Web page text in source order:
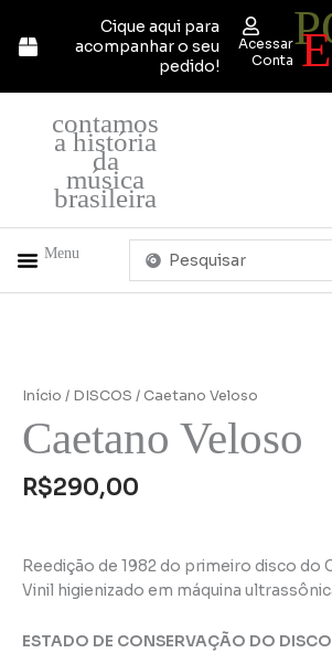
para
Cique aqui para
acompanhar o seu
pedido!
Acessar
Conta
contamos
a história
da
música
brasileira
Menu
Pesquisar
Início / DISCOS / Caetano Veloso
Caetano Veloso
R$290,00
Reedição de 1982 do primeiro disco do
Vinil higienizado em máquina
ESTADO DE CONSERVAÇÃO DO DISCO